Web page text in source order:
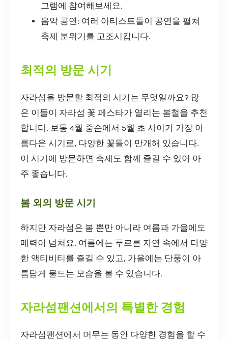
그램에 참여해보세요.
음악 공연: 여러 아티스트들이 공연을 펼쳐
축제 분위기를 고조시킵니다.
최적의 방문 시기
자라섬을 방문할 최적의 시기는 무엇일까요? 많
은 이들이 자라섬 꽃 페스타가 열리는 봄철을 추천
합니다. 보통 4월 중순에서 5월 초 사이가 가장 아
름다운 시기로, 다양한 꽃들이 만개해 있습니다.
이 시기에 방문하면 축제도 함께 즐길 수 있어 아
주 좋습니다.
봄 외의 방문 시기
하지만 자라섬은 봄 뿐만 아니라 여름과 가을에도
매력이 넘쳐요. 여름에는 푸르른 자연 속에서 다양
한 액티비티를 즐길 수 있고, 가을에는 단풍이 아
름답게 물드는 모습을 볼 수 있습니다.
자라섬팬션에서의 특별한 경험
자라섬팬션에서 머무는 동안 다양한 경험을 할 수